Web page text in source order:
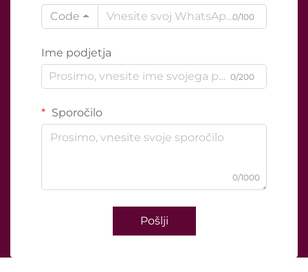
Code
0/100
Ime podjetja
0/200
Sporočilo
0/1000
Pošlji